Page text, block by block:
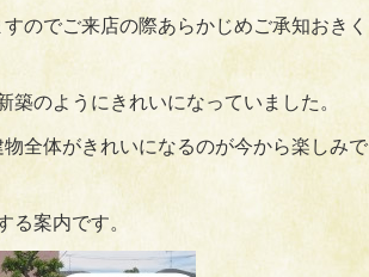
のでご来店の際あらかじめご承知おきく
のようにきれいになっていました。
全体がきれいになるのが今から楽しみで
る案内です。